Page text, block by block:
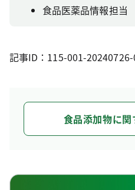
食品医薬品情報担当
記事ID：115-001-
食品添加物に